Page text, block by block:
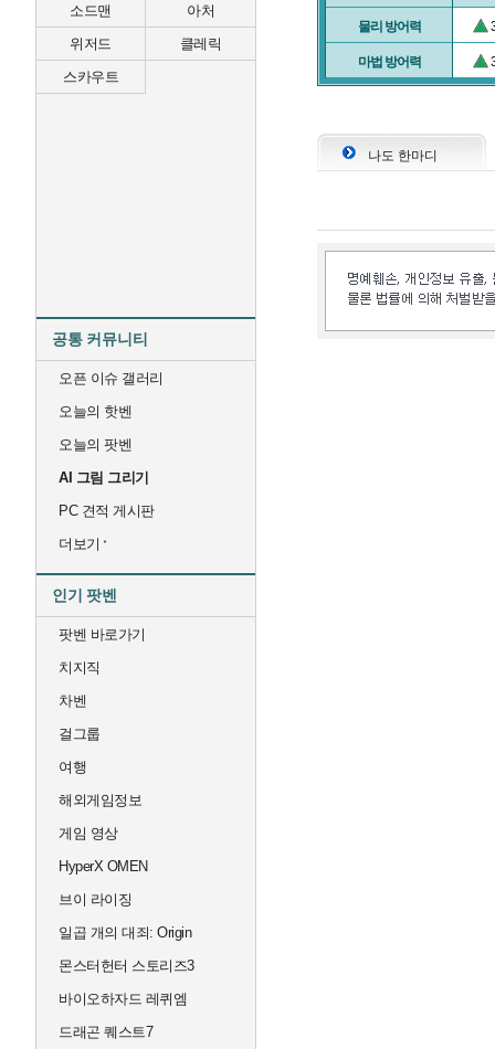
소드맨
아처
위저드
클레릭
스카우트
공통 커뮤니티
오픈 이슈 갤러리
오늘의 핫벤
오늘의 팟벤
AI 그림 그리기
PC 견적 게시판
더보기
인기 팟벤
팟벤 바로가기
치지직
차벤
걸그룹
여행
해외게임정보
게임 영상
HyperX OMEN
브이 라이징
일곱 개의 대죄: Origin
몬스터헌터 스토리즈3
바이오하자드 레퀴엠
드래곤 퀘스트7
물리 방어력
마법 방어력
나도 한마디